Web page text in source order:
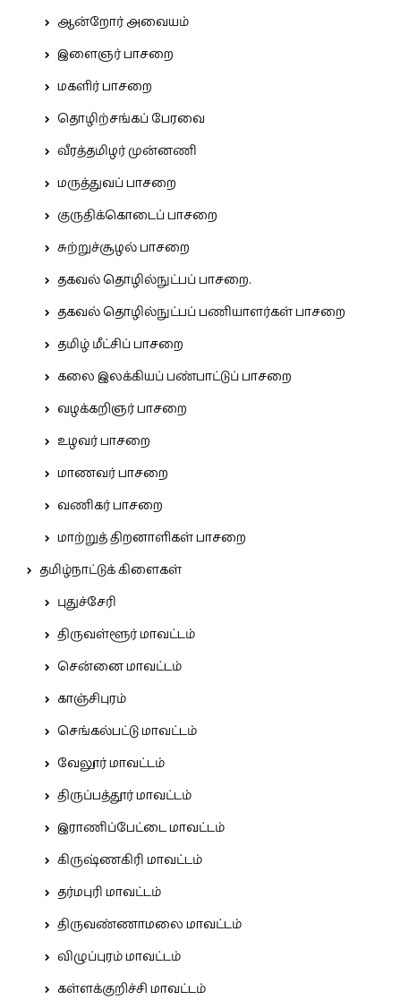
ஆன்றோர் அவையம்
இளைஞர் பாசறை
மகளிர் பாசறை
தொழிற்சங்கப் பேரவை
வீரத்தமிழர் முன்னணி
மருத்துவப் பாசறை
குருதிக்கொடைப் பாசறை
சுற்றுச்சூழல் பாசறை
தகவல் தொழில்நுட்பப் பாசறை.
தகவல் தொழில்நுட்பப் பணியாளர்கள் பாசறை
தமிழ் மீட்சிப் பாசறை
கலை இலக்கியப் பண்பாட்டுப் பாசறை
வழக்கறிஞர் பாசறை
உழவர் பாசறை
மாணவர் பாசறை
வணிகர் பாசறை
மாற்றுத் திறனாளிகள் பாசறை
தமிழ்நாட்டுக் கிளைகள்
புதுச்சேரி
திருவள்ளூர் மாவட்டம்
சென்னை மாவட்டம்
காஞ்சிபுரம்
செங்கல்பட்டு மாவட்டம்
வேலூர் மாவட்டம்
திருப்பத்தூர் மாவட்டம்
இராணிப்பேட்டை மாவட்டம்
கிருஷ்ணகிரி மாவட்டம்
தர்மபுரி மாவட்டம்
திருவண்ணாமலை மாவட்டம்
விழுப்புரம் மாவட்டம்
கள்ளக்குறிச்சி மாவட்டம்